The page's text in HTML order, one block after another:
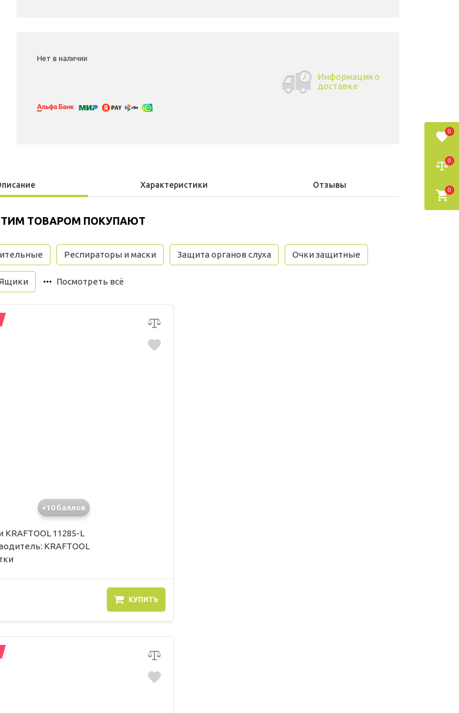
Нет в наличии
Информация о
доставке
Характеристики Отзывы
ТОВАРОМ ПОКУПАЮТ
Респираторы и маски Защита органов слуха Очки защитные
Посмотреть всё
+10 баллов
KRAFTOOL 11285-L
KRAFTOOL
КУПИТЬ
0
0
0